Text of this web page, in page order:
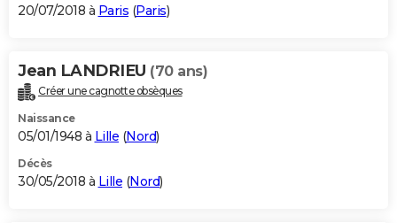
20/07/2018 à Paris (Paris)
Jean LANDRIEU (70 ans)
Créer une cagnotte obsèques
Naissance
05/01/1948 à Lille (Nord)
Décès
30/05/2018 à Lille (Nord)